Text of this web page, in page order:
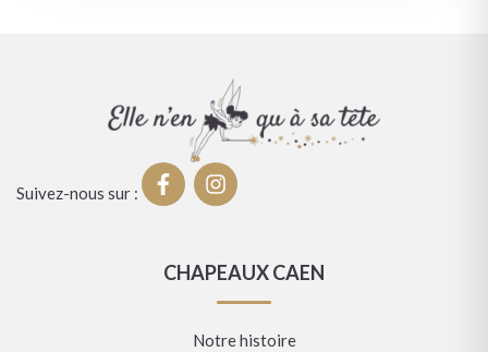
Suivez-nous sur :
CHAPEAUX CAEN
Notre histoire